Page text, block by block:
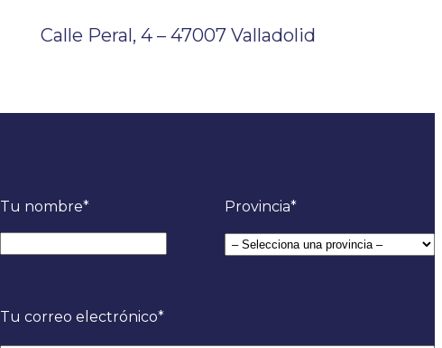
Calle Peral, 4 – 47007 Valladolid
Tu nombre* Provincia*
Tu correo electrónico*